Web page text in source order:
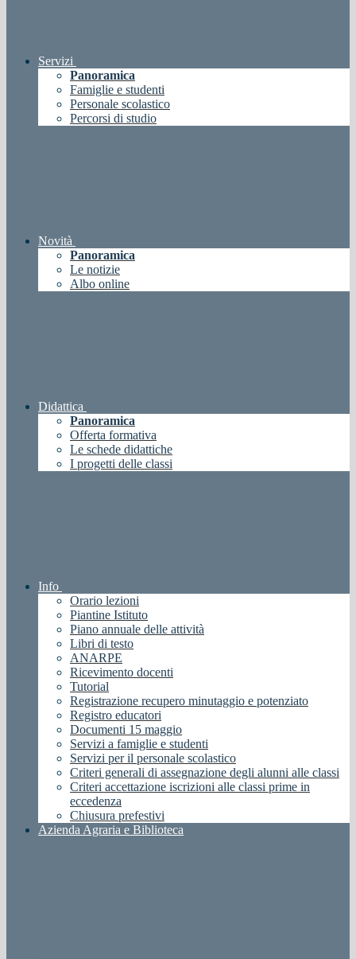
Servizi
Panoramica
Famiglie e studenti
Personale scolastico
Percorsi di studio
Novità
Panoramica
Le notizie
Albo online
Didattica
Panoramica
Offerta formativa
Le schede didattiche
I progetti delle classi
Info
Orario lezioni
Piantine Istituto
Piano annuale delle attività
Libri di testo
ANARPE
Ricevimento docenti
Tutorial
Registrazione recupero minutaggio e potenziato
Registro educatori
Documenti 15 maggio
Servizi a famiglie e studenti
Servizi per il personale scolastico
Criteri generali di assegnazione degli alunni alle classi
Criteri accettazione iscrizioni alle classi prime in
eccedenza
Chiusura prefestivi
Azienda Agraria e Biblioteca